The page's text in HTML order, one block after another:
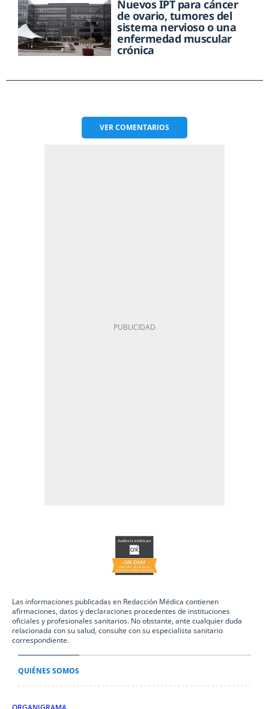
Nuevos IPT para cáncer
de ovario, tumores del
sistema nervioso o una
enfermedad muscular
crónica
VERCOMENTARIOS
Las informaciones publicadas en Redacción Médica contienen
afirmaciones, datos y declaraciones procedentes de instituciones
oficiales y profesionales sanitarios. No obstante, ante cualquier duda
relacionada con su salud, consulte con su especialista sanitario
correspondiente.
QUIÉNES SOMOS